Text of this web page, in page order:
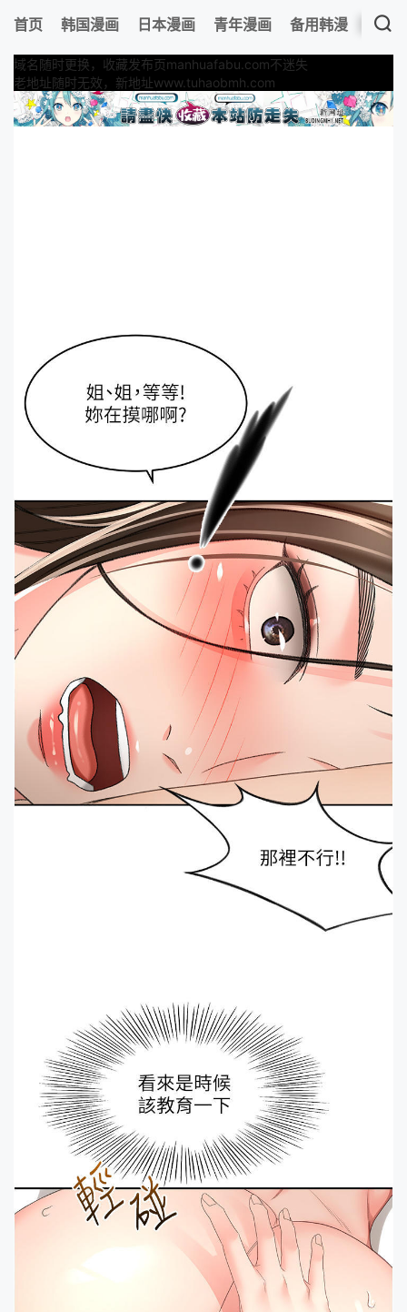
首页 韩国漫画 日本漫画 青年漫画 备用韩漫 最新
域名随时更换，收藏发布页manhuafabu.com不迷失
老地址随时无效，新地址www.tuhaobmh.com